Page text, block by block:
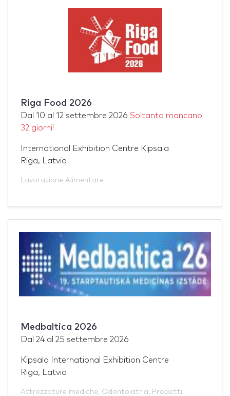
Riga Food 2026
Dal 10 al 12 settembre 2026 Soltanto mancano
32 giorni!
International Exhibition Centre Kipsala
Riga, Latvia
Lavorazione Alimentare
Medbaltica 2026
Dal 24 al 25 settembre 2026
Kipsala International Exhibition Centre
Riga, Latvia
Attrezzature mediche, Odontoiatria, Prodotti